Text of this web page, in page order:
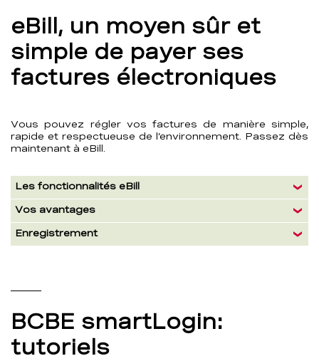
eBill, un moyen sûr et
simple de payer ses
factures électroniques
Vous pouvez régler vos factures de manière simple,
rapide et respectueuse de l’environnement. Passez dès
maintenant à eBill.
Informations
Les fonctionnalités eBill
Vos avantages
Enregistrement
BCBE smartLogin:
tutoriels